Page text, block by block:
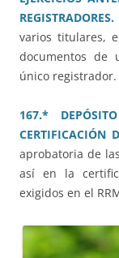
REGISTRADORES.
varios titulares,
documentos de
único registrador.
167.*
CERTIFICACIÓN
aprobatoria de
así en la
exigidos en el